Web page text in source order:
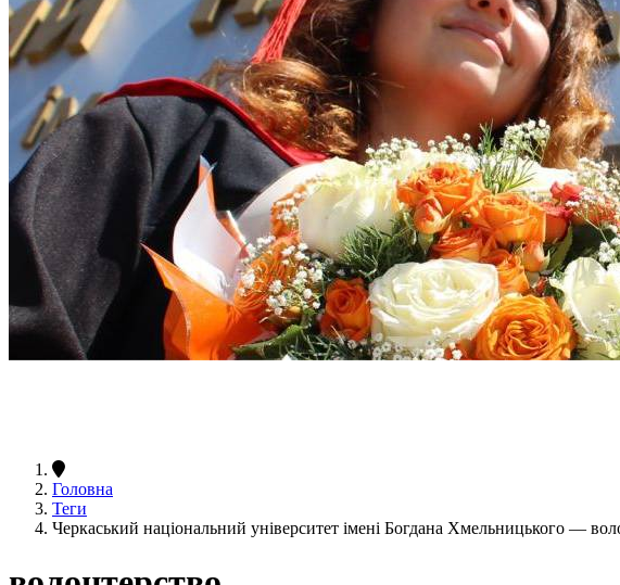
Головна
Теги
Черкаський національний університет імені Богдана Хмельницького —